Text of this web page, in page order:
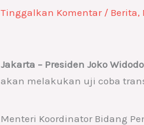
Tinggalkan Komentar / Berita,
Jakarta – Presiden Joko
akan melakukan uji coba
Menteri Koordinator Bidang